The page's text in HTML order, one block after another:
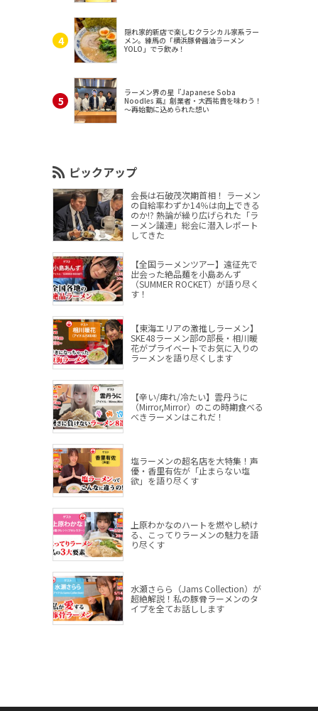
隠れ家的新店で楽しむクラシカル家系ラー
メン。練馬の「横浜豚骨醤油ラーメン
YOLO」でラ飲み！
ラーメン界の星『Japanese Soba
Noodles 蔦』創業者・大西祐貴を味わう！
～再始動に込められた想い
ピックアップ
会長は石破茂次期首相！ ラーメン
の自給率わずか14％は向上できる
のか!? 熱論が繰り広げられた「ラ
ーメン議連」総会に潜入レポート
してきた
【全国ラーメンツアー】遠征先で
出会った絶品麺を小島あんず
（SUMMER ROCKET）が語り尽く
す！
【東海エリアの激推しラーメン】
SKE48ラーメン部の部長・相川暖
花がプライベートでお気に入りの
ラーメンを語り尽くします
【辛い/痺れ/冷たい】雲丹うに
（Mirror,Mirror）のこの時期食べる
べきラーメンはこれだ！
塩ラーメンの超名店を大特集！声
優・香里有佐が「止まらない塩
欲」を語り尽くす
上原わかなのハートを燃やし続け
る、こってりラーメンの魅力を語
り尽くす
水瀬さらら（Jams Collection）が
超絶解説！私の豚骨ラーメンのタ
イプを全てお話しします